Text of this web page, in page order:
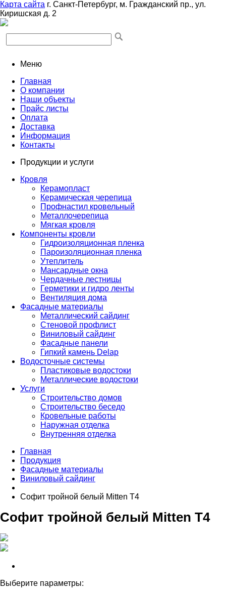
Карта сайта г. Санкт-Петербург, м. Гражданский пр., ул.
Киришская д. 2
Меню
Главная
О компании
Наши объекты
Прайс листы
Оплата
Доставка
Информация
Контакты
Продукции и услуги
Кровля
Керамопласт
Керамическая черепица
Профнастил кровельный
Металлочерепица
Мягкая кровля
Компоненты кровли
Гидроизоляционная пленка
Пароизоляционная пленка
Утеплитель
Мансардные окна
Чердачные лестницы
Герметики и гидро ленты
Вентиляция дома
Фасадные материалы
Металлический сайдинг
Стеновой профлист
Виниловый сайдинг
Фасадные панели
Гипкий камень Delap
Водосточные системы
Пластиковые водостоки
Металлические водостоки
Услуги
Строительство домов
Строительство беседо
Кровельные работы
Наружная отделка
Внутренняя отделка
Главная
Продукция
Фасадные материалы
Виниловый сайдинг
Софит тройной белый Mitten Т4
Софит тройной белый Mitten Т4
Выберите параметры: